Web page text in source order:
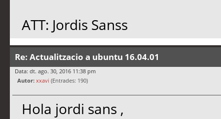
ATT: Jordis Sanss
Re: Actualitzacio a ubuntu 16.04.01
Data: dt. ago. 30, 2016 11:38 pm
Autor: xxavi (Entrades: 190)
Hola jordi sans ,